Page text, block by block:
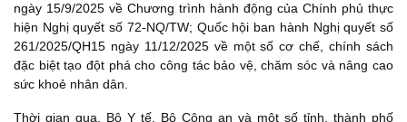
ngày 15/9/2025 về Chương trình hành động của Chính phủ thực
hiện Nghị quyết số 72-NQ/TW; Quốc hội ban hành Nghị quyết số
261/2025/QH15 ngày 11/12/2025 về một số cơ chế, chính sách
đặc biệt tạo đột phá cho công tác bảo vệ, chăm sóc và nâng cao
sức khoẻ nhân dân.
Thời gian qua, Bộ Y tế, Bộ Công an và một số tỉnh, thành phố